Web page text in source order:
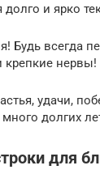
и ярко
Будь всегда
крепкие нервы!
удачи,
долгих
для